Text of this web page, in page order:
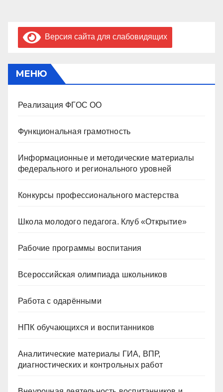
Версия сайта для слабовидящих
МЕНЮ
Реализация ФГОС ОО
Функциональная грамотность
Информационные и методические материалы
федерального и регионального уровней
Конкурсы профессионального мастерства
Школа молодого педагога. Клуб «Открытие»
Рабочие программы воспитания
Всероссийская олимпиада школьников
Работа с одарёнными
НПК обучающихся и воспитанников
Аналитические материалы ГИА, ВПР,
диагностических и контрольных работ